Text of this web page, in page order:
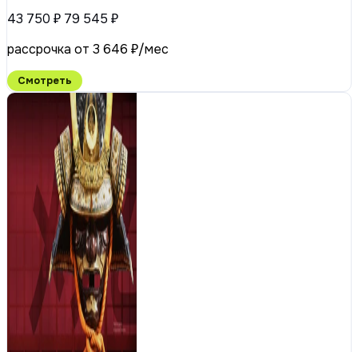
43 750 ₽ 79 545 ₽
рассрочка от 3 646 ₽/мес
Смотреть